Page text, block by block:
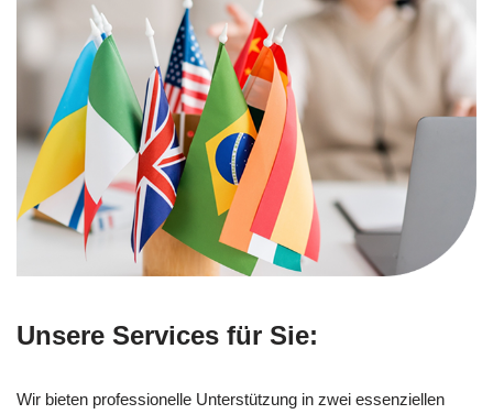
Unsere Services für Sie:
Wir bieten professionelle Unterstützung in zwei essenziellen